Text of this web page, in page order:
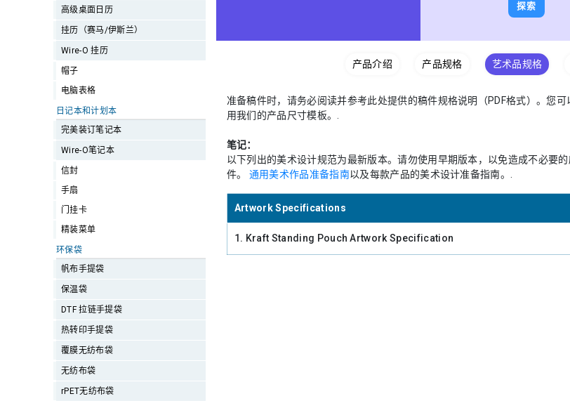
高级桌面日历
挂历（赛马/伊斯兰）
Wire-O 挂历
帽子
电脑表格
日记本和计划本
完美装订笔记本
Wire-O笔记本
信封
手扇
门挂卡
精装菜单
环保袋
帆布手提袋
保温袋
DTF 拉链手提袋
热转印手提袋
覆膜无纺布袋
无纺布袋
rPET无纺布袋
探索
产品介绍 产品规格 艺术品规格
准备稿件时，请务必阅读并参考此处提供的稿件规格说明（PDF格式）。您
用我们的产品尺寸模板。.
笔记：
以下列出的美术设计规范为最新版本。请勿使用早期版本，以免造成不必要
件。 通用美术作品准备指南以及每款产品的美术设计准备指南。.
Artwork Specifications
1. Kraft Standing Pouch Artwork Specification